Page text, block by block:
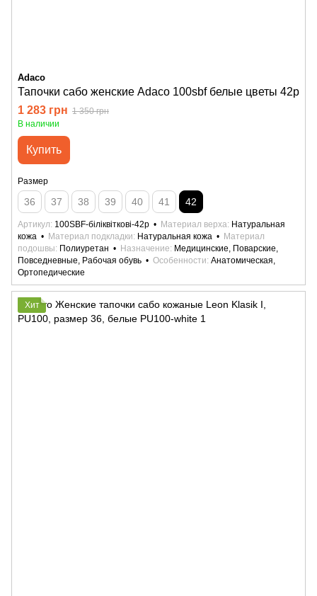
Adaco
Тапочки сабо женские Adaco 100sbf белые цветы 42р
1 283 грн 1 350 грн
В наличии
Купить
Размер
36 37 38 39 40 41 42
Артикул 100SBF-біліквіткові-42р Материал верха Натуральная
кожа
Материал подкладки Натуральная кожа
Материал
подошвы
Полиуретан Назначение
Медицинские, Поварские,
Повседневные, Рабочая обувь
Особенности Анатомическая,
Ортопедические
Хит